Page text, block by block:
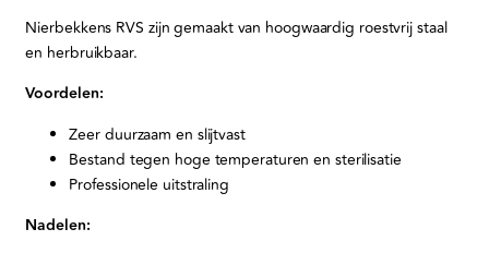
Nierbekkens RVS zijn gemaakt van hoogwaardig roestvrij staal
en herbruikbaar.
Voordelen:
Zeer duurzaam en slijtvast
Bestand tegen hoge temperaturen en sterilisatie
Professionele uitstraling
Nadelen: